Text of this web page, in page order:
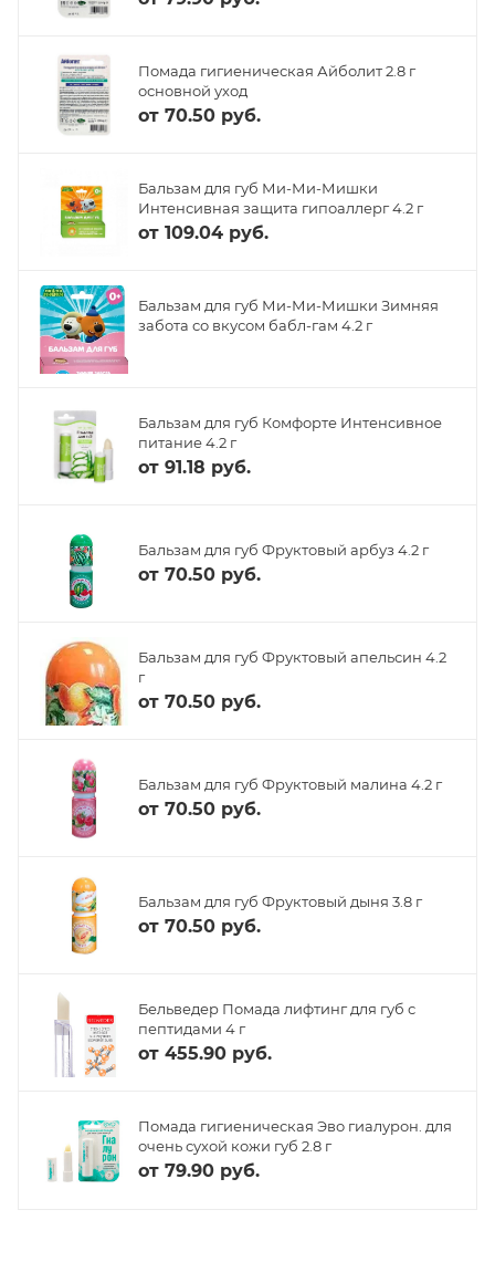
Помада гигиеническая Айболит 2.8 г
основной уход
от 70.50 руб.
Бальзам для губ Ми-Ми-Мишки
Интенсивная защита гипоаллерг 4.2 г
от 109.04 руб.
Бальзам для губ Ми-Ми-Мишки Зимняя
забота со вкусом бабл-гам 4.2 г
Бальзам для губ Комфорте Интенсивное
питание 4.2 г
от 91.18 руб.
Бальзам для губ Фруктовый арбуз 4.2 г
от 70.50 руб.
Бальзам для губ Фруктовый апельсин 4.2
г
от 70.50 руб.
Бальзам для губ Фруктовый малина 4.2 г
от 70.50 руб.
Бальзам для губ Фруктовый дыня 3.8 г
от 70.50 руб.
Бельведер Помада лифтинг для губ с
пептидами 4 г
от 455.90 руб.
Помада гигиеническая Эво гиалурон. для
очень сухой кожи губ 2.8 г
от 79.90 руб.